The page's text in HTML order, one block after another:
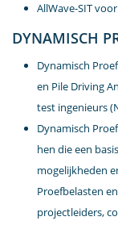
AllWave-SIT
DYNAMISCH
Dynamisch
en Pile Driving
test ingenieurs
Dynamisch
hen die een
mogelijkheden
Proefbelasten
projectleiders,